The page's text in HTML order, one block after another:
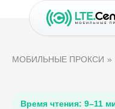
МОБИЛЬНЫЕ ПРОКСИ »
Время чтения: 9–11